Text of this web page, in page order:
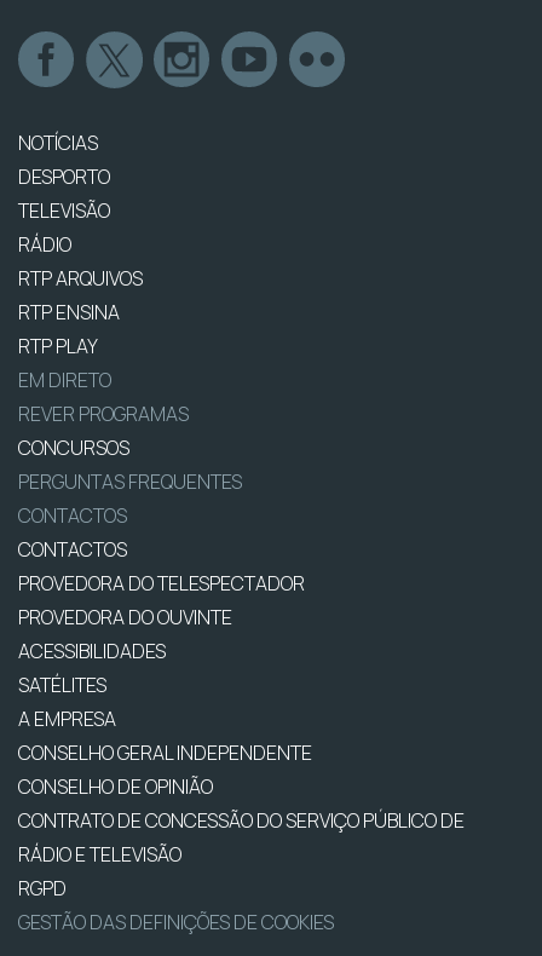
NOTÍCIAS
DESPORTO
TELEVISÃO
RÁDIO
RTP ARQUIVOS
RTP ENSINA
RTP PLAY
EM DIRETO
REVER PROGRAMAS
CONCURSOS
PERGUNTAS FREQUENTES
CONTACTOS
CONTACTOS
PROVEDORA DO TELESPECTADOR
PROVEDORA DO OUVINTE
ACESSIBILIDADES
SATÉLITES
A EMPRESA
CONSELHO GERAL INDEPENDENTE
CONSELHO DE OPINIÃO
CONTRATO DE CONCESSÃO DO SERVIÇO PÚBLICO DE
RÁDIO E TELEVISÃO
RGPD
GESTÃO DAS DEFINIÇÕES DE COOKIES